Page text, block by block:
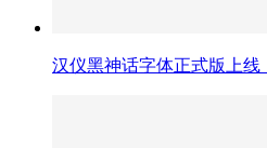
汉仪黑神话字体正式版上线